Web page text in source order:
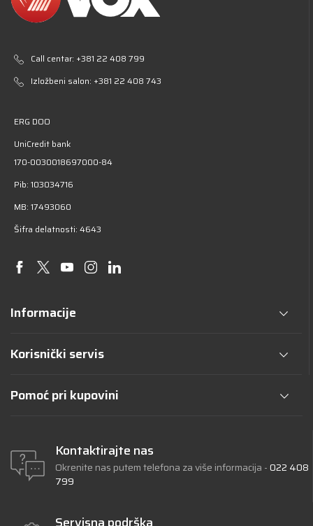
Call centar: +381 22 408 799
Izložbeni salon: +381 22 408 743
ERG DOO
UniCredit bank
170-0030018697000-84
Pib: 103034716
MB: 17493060
Šifra delatnosti: 4643
Informacije
Korisnički servis
Pomoć pri kupovini
Kontaktirajte nas
Okrenite nas putem telefona za više informacija -022 408
799